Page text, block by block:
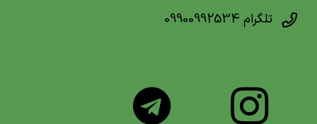
تلگرام 09900992534